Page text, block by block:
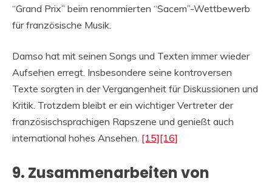
“Grand Prix” beim renommierten “Sacem”-Wettbewerb
für französische Musik.
Damso hat mit seinen Songs und Texten immer wieder
Aufsehen erregt. Insbesondere seine kontroversen
Texte sorgten in der Vergangenheit für Diskussionen und
Kritik. Trotzdem bleibt er ein wichtiger Vertreter der
französischsprachigen Rapszene und genießt auch
international hohes Ansehen. [15][16]
9. Zusammenarbeiten von